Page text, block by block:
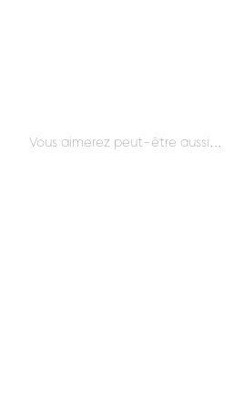
Vous aimerez peut-être aussi…